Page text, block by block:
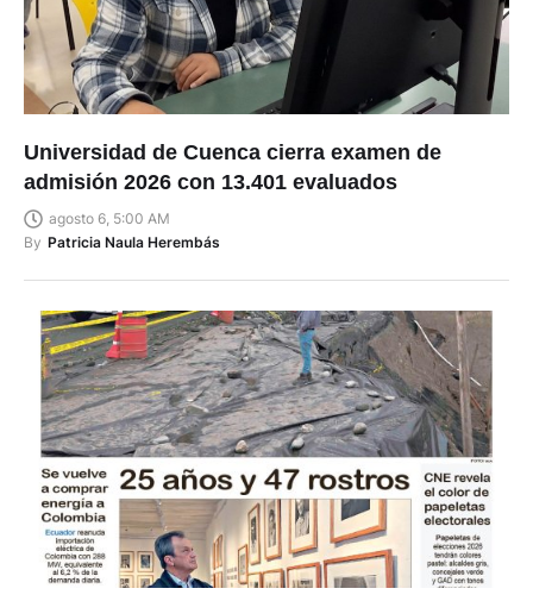
Universidad de Cuenca cierra examen de
admisión 2026 con 13.401 evaluados
agosto 6, 5:00 AM
By Patricia Naula Herembás